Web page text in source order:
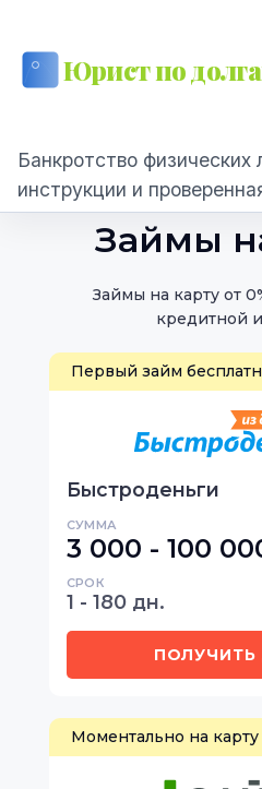
Юрист по
Банкротство физических
инструкции и
Займы
Займы на карту от
кредитной
Первый займ
Быстроденьги
СУММА
3 000 - 100
СРОК
1 - 180 дн.
ПОЛУЧИТЬ
Моментально на карту